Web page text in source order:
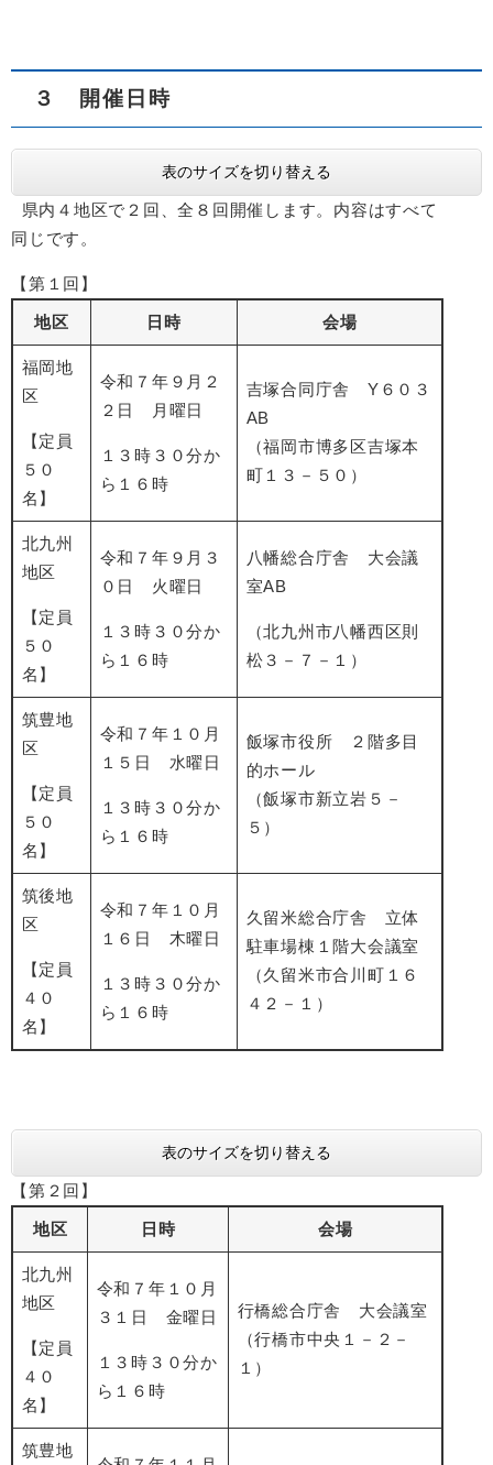
３ 開催日時
表のサイズを切り替える
県内４地区で２回、全８回開催します。内容はすべて
同じです。
【第１回】
地区 日時 会場
福岡地
区
【定員
５０
名】
令和７年９月２
２日 月曜日
１３時３０分か
ら１６時
吉塚合同庁舎 Y６０３
AB
（福岡市博多区吉塚本
町１３－５０）
北九州
地区
【定員
５０
名】
令和７年９月３
０日 火曜日
１３時３０分か
ら１６時
八幡総合庁舎 大会議
室AB
（北九州市八幡西区則
松３－７－１）
筑豊地
区
【定員
５０
名】
令和７年１０月
１５日 水曜日
１３時３０分か
ら１６時
飯塚市役所 ２階多目
的ホール
（飯塚市新立岩５－
５）
筑後地
区
【定員
４０
名】
令和７年１０月
１６日 木曜日
１３時３０分か
ら１６時
久留米総合庁舎 立体
駐車場棟１階大会議室
（久留米市合川町１６
４２－１）
表のサイズを切り替える
【第２回】
地区 日時 会場
北九州
地区
【定員
４０
名】
令和７年１０月
３１日 金曜日
１３時３０分か
ら１６時
行橋総合庁舎 大会議室
（行橋市中央１－２－
１）
筑豊地